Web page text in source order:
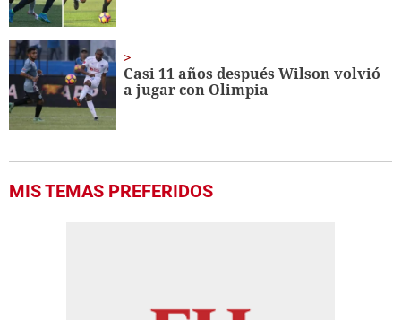
Casi 11 años después Wilson volvió
a jugar con Olimpia
MIS TEMAS PREFERIDOS